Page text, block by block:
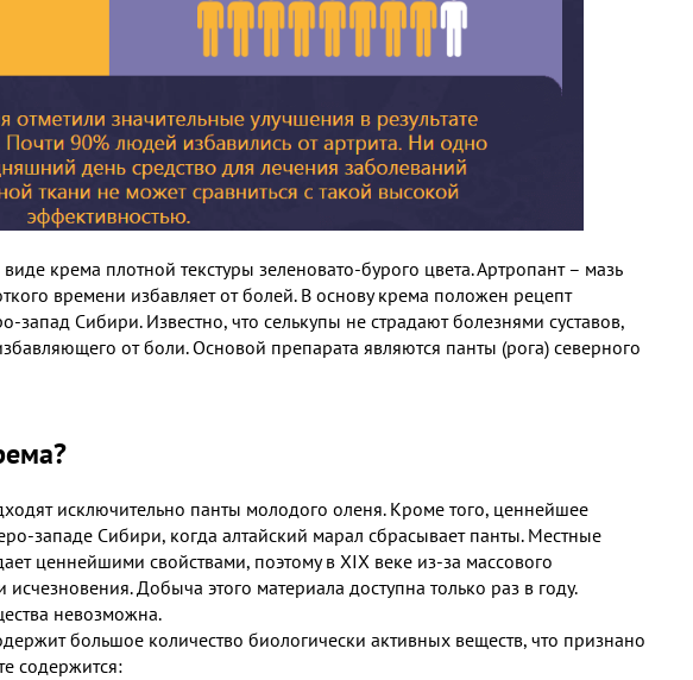
крема плотной текстуры зеленовато-бурого цвета. Артропант – мазь
времени избавляет от болей. В основу крема положен рецепт
запад Сибири. Известно, что селькупы не страдают болезнями суставов,
от боли. Основой препарата являются панты (рога) северного
исключительно панты молодого оленя. Кроме того, ценнейшее
западе Сибири, когда алтайский марал сбрасывает панты. Местные
ценнейшими свойствами, поэтому в XIX веке из-за массового
Добыча этого материала доступна только раз в году.
невозможна.
большое количество биологически активных веществ, что признано
содержится: